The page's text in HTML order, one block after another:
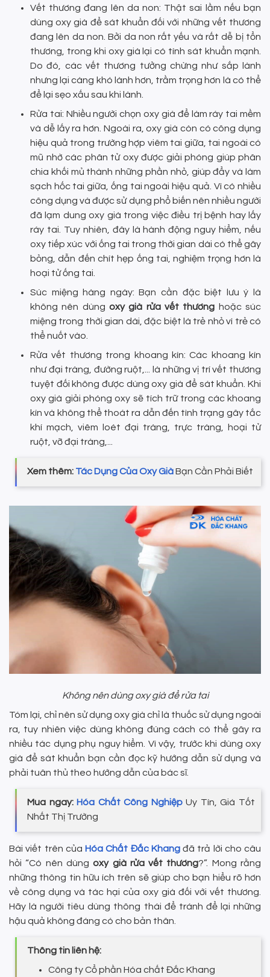
Vết thương đang lên da non: Thật sai lầm nếu bạn
dùng oxy già để sát khuẩn đối với những vết thương
đang lên da non. Bởi da non rất yếu và rất dễ bị tổn
thương, trong khi oxy già lại có tính sát khuẩn mạnh.
Do đó, các vết thương tưởng chừng như sắp lành
nhưng lại càng khó lành hơn, trầm trọng hơn là có thể
để lại sẹo xấu sau khi lành.
Rửa tai: Nhiều người chọn oxy già để làm ráy tai mềm
và dễ lấy ra hơn. Ngoài ra, oxy già còn có công dụng
hiệu quả trong trường hợp viêm tai giữa, tai ngoài có
mũ nhờ các phân tử oxy được giải phóng giúp phân
chia khối mủ thành những phần nhỏ, giúp đẩy và làm
sạch hốc tai giữa, ống tai ngoài hiệu quả. Vì có nhiều
công dụng và được sử dụng phổ biến nên nhiều người
đã lạm dung oxy già trong việc điều trị bệnh hay lấy
ráy tai. Tuy nhiên, đây là hành động nguy hiểm, nếu
oxy tiếp xúc với ống tai trong thời gian dài có thể gây
bỏng, dẫn đến chít hẹp ống tai, nghiệm trọng hơn là
hoại tử ống tai.
Súc miệng hàng ngày: Bạn cần đặc biệt lưu ý là
không nên dùng oxy già rửa vết thương hoặc súc
miệng trong thời gian dài, đặc biệt là trẻ nhỏ vì trẻ có
thể nuốt vào.
Rửa vết thương trong khoang kín: Các khoang kín
như đại tràng, đường ruột,... là những vị trí vết thương
tuyệt đối không được dùng oxy già để sát khuẩn. Khi
oxy già giải phóng oxy sẽ tích trữ trong các khoang
kín và không thể thoát ra dẫn đến tình trạng gây tắc
khí mạch, viêm loét đại tràng, trực tràng, hoại tử
ruột, vỡ đại tràng,...
Xem thêm: Tác Dụng Của Oxy GiàBạn Cần Phải Biết
Không nên dùng oxy già để rửa tai
Tóm lại, chỉ nên sử dụng oxy già chỉ là thuốc sử dụng ngoài
ra, tuy nhiên việc dùng không đúng cách có thể gây ra
nhiều tác dụng phụ nguy hiểm. Vì vậy, trước khi dùng oxy
già để sát khuẩn bạn cần đọc kỹ hướng dẫn sử dụng và
phải tuân thủ theo hướng dẫn của bác sĩ.
Mua ngay: Hóa Chất Công NghiệpUy Tín, Giá Tốt
Nhất Thị Trường
Bài viết trên của Hóa Chất Đắc Khangđã trả lời cho câu
hỏi “Có nên dùngoxy già rửa vết thương?”. Mong rằng
những thông tin hữu ích trên sẽ giúp cho bạn hiểu rõ hơn
về công dụng và tác hại của oxy già đối với vết thương.
Hãy là người tiêu dùng thông thái để tránh để lại những
hậu quả không đáng có cho bản thân.
Thông tin liên hệ:
Công ty Cổ phần Hóa chất Đắc Khang